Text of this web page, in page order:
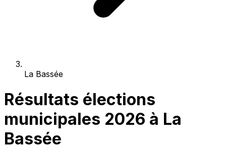
La Bassée
Résultats élections
municipales 2026 à La
Bassée